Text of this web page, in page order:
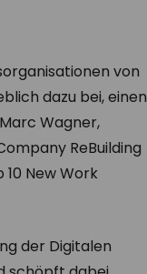
von
dazu bei, einen
Wagner,
ReBuilding
New Work
der Digitalen